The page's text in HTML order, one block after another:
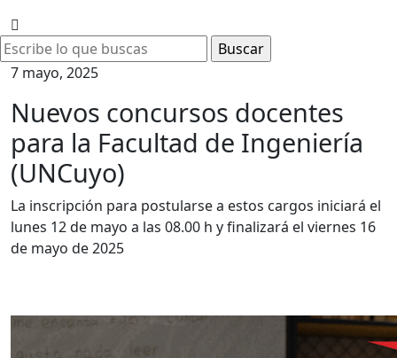
7 mayo, 2025
Nuevos concursos docentes
para la Facultad de Ingeniería
(UNCuyo)
La inscripción para postularse a estos cargos iniciará el
lunes 12 de mayo a las 08.00 h y finalizará el viernes 16
de mayo de 2025